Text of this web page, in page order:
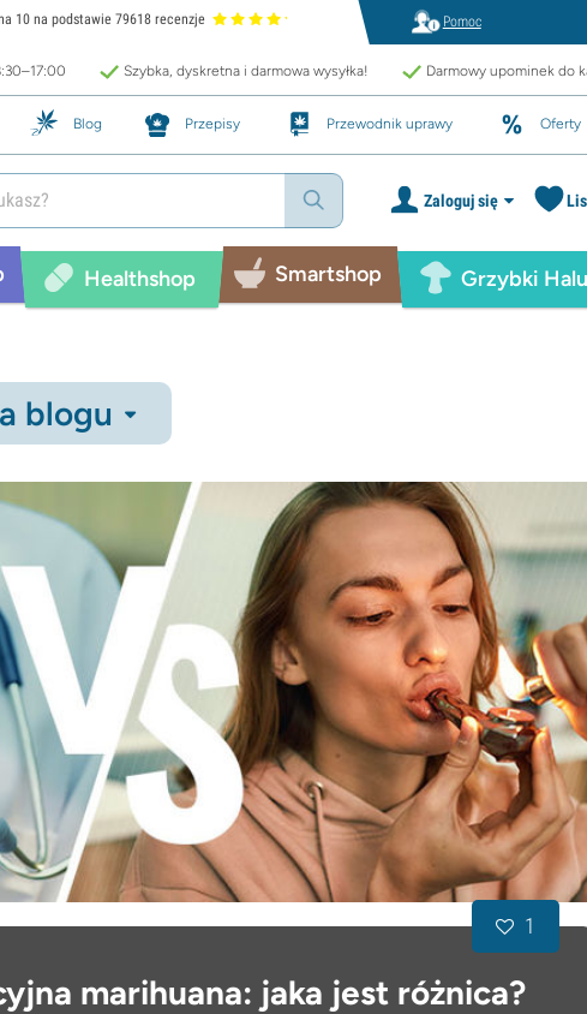
10 na podstawie 79618 recenzje Pomoc
Szybka, dyskretna i darmowa wysyłka! Darmowy upominek do
Blog Przepisy Przewodnik uprawy Oferty
Zaloguj się
Healthshop Smartshop Grzybki
blogu
marihuana: jaka jest różnica?
1